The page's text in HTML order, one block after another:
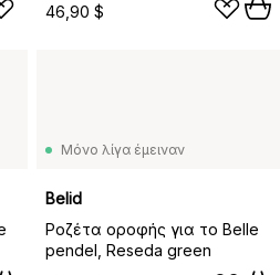
46,90 $
Μόνο λίγα έμειναν
Belid
Ροζέτα οροφής για το Belle
pendel, Reseda green